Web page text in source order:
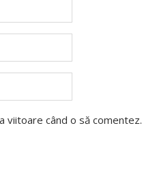
viitoare când o să comentez.